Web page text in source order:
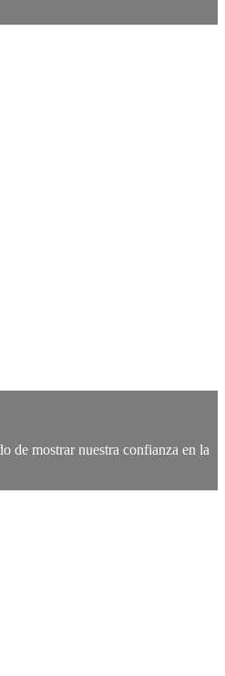
de mostrar nuestra confianza en la